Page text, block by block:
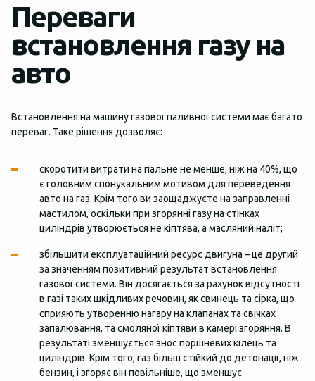
Переваги
встановлення газу на
авто
Встановлення на машину газової паливної системи має багато
переваг. Таке рішення дозволяє:
скоротити витрати на пальне не менше, ніж на 40%, що
є головним спонукальним мотивом для переведення
авто на газ. Крім того ви заощаджуєте на заправленні
мастилом, оскільки при згорянні газу на стінках
циліндрів утворюється не кіптява, а масляний наліт;
збільшити експлуатаційний ресурс двигуна – це другий
за значенням позитивний результат встановлення
газової системи. Він досягається за рахунок відсутності
в газі таких шкідливих речовин, як свинець та сірка, що
сприяють утворенню нагару на клапанах та свічках
запалювання, та смоляної кіптяви в камері згоряння. В
результаті зменшується знос поршневих кілець та
циліндрів. Крім того, газ більш стійкий до детонації, ніж
бензин, і згоряє він повільніше, що зменшує